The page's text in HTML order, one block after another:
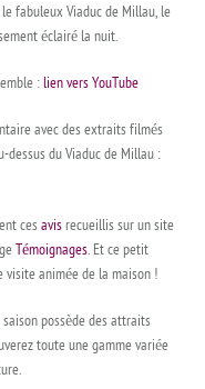
fabuleux Viaduc de Millau, le
éclairé la nuit.
:lien vers YouTube
avec des extraits filmés
dessus du Viaduc de Millau :
cesavisrecueillis sur un site
Témoignages. Et ce petit
visite animée de la maison !
possède des attraits
toute une gamme variée